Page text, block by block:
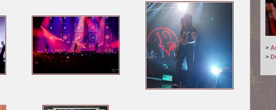
>
>